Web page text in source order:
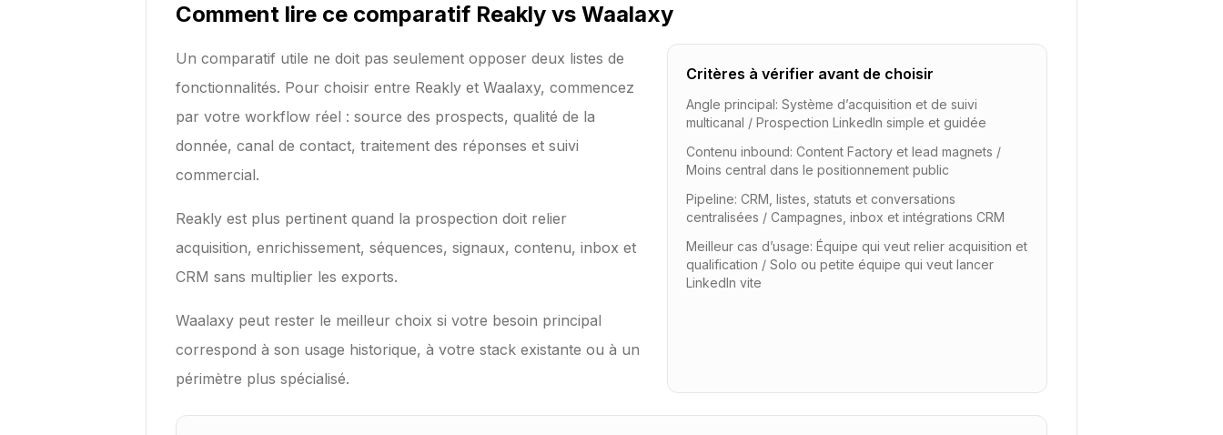
Comment lire ce comparatif Reakly vs Waalaxy
Un comparatif utile ne doit pas seulement opposer deux listes de
fonctionnalités. Pour choisir entre Reakly et Waalaxy, commencez
par votre workflow réel : source des prospects, qualité de la
donnée, canal de contact, traitement des réponses et suivi
commercial.
Reakly est plus pertinent quand la prospection doit relier
acquisition, enrichissement, séquences, signaux, contenu, inbox et
CRM sans multiplier les exports.
Waalaxy peut rester le meilleur choix si votre besoin principal
correspond à son usage historique, à votre stack existante ou à un
périmètre plus spécialisé.
Critères à vérifier avant de choisir
Angle principal: Système d’acquisition et de suivi
multicanal / Prospection LinkedIn simple et guidée
Contenu inbound: Content Factory et lead magnets /
Moins central dans le positionnement public
Pipeline: CRM, listes, statuts et conversations
centralisées / Campagnes, inbox et intégrations CRM
Meilleur cas d’usage: Équipe qui veut relier acquisition et
qualification / Solo ou petite équipe qui veut lancer
LinkedIn vite